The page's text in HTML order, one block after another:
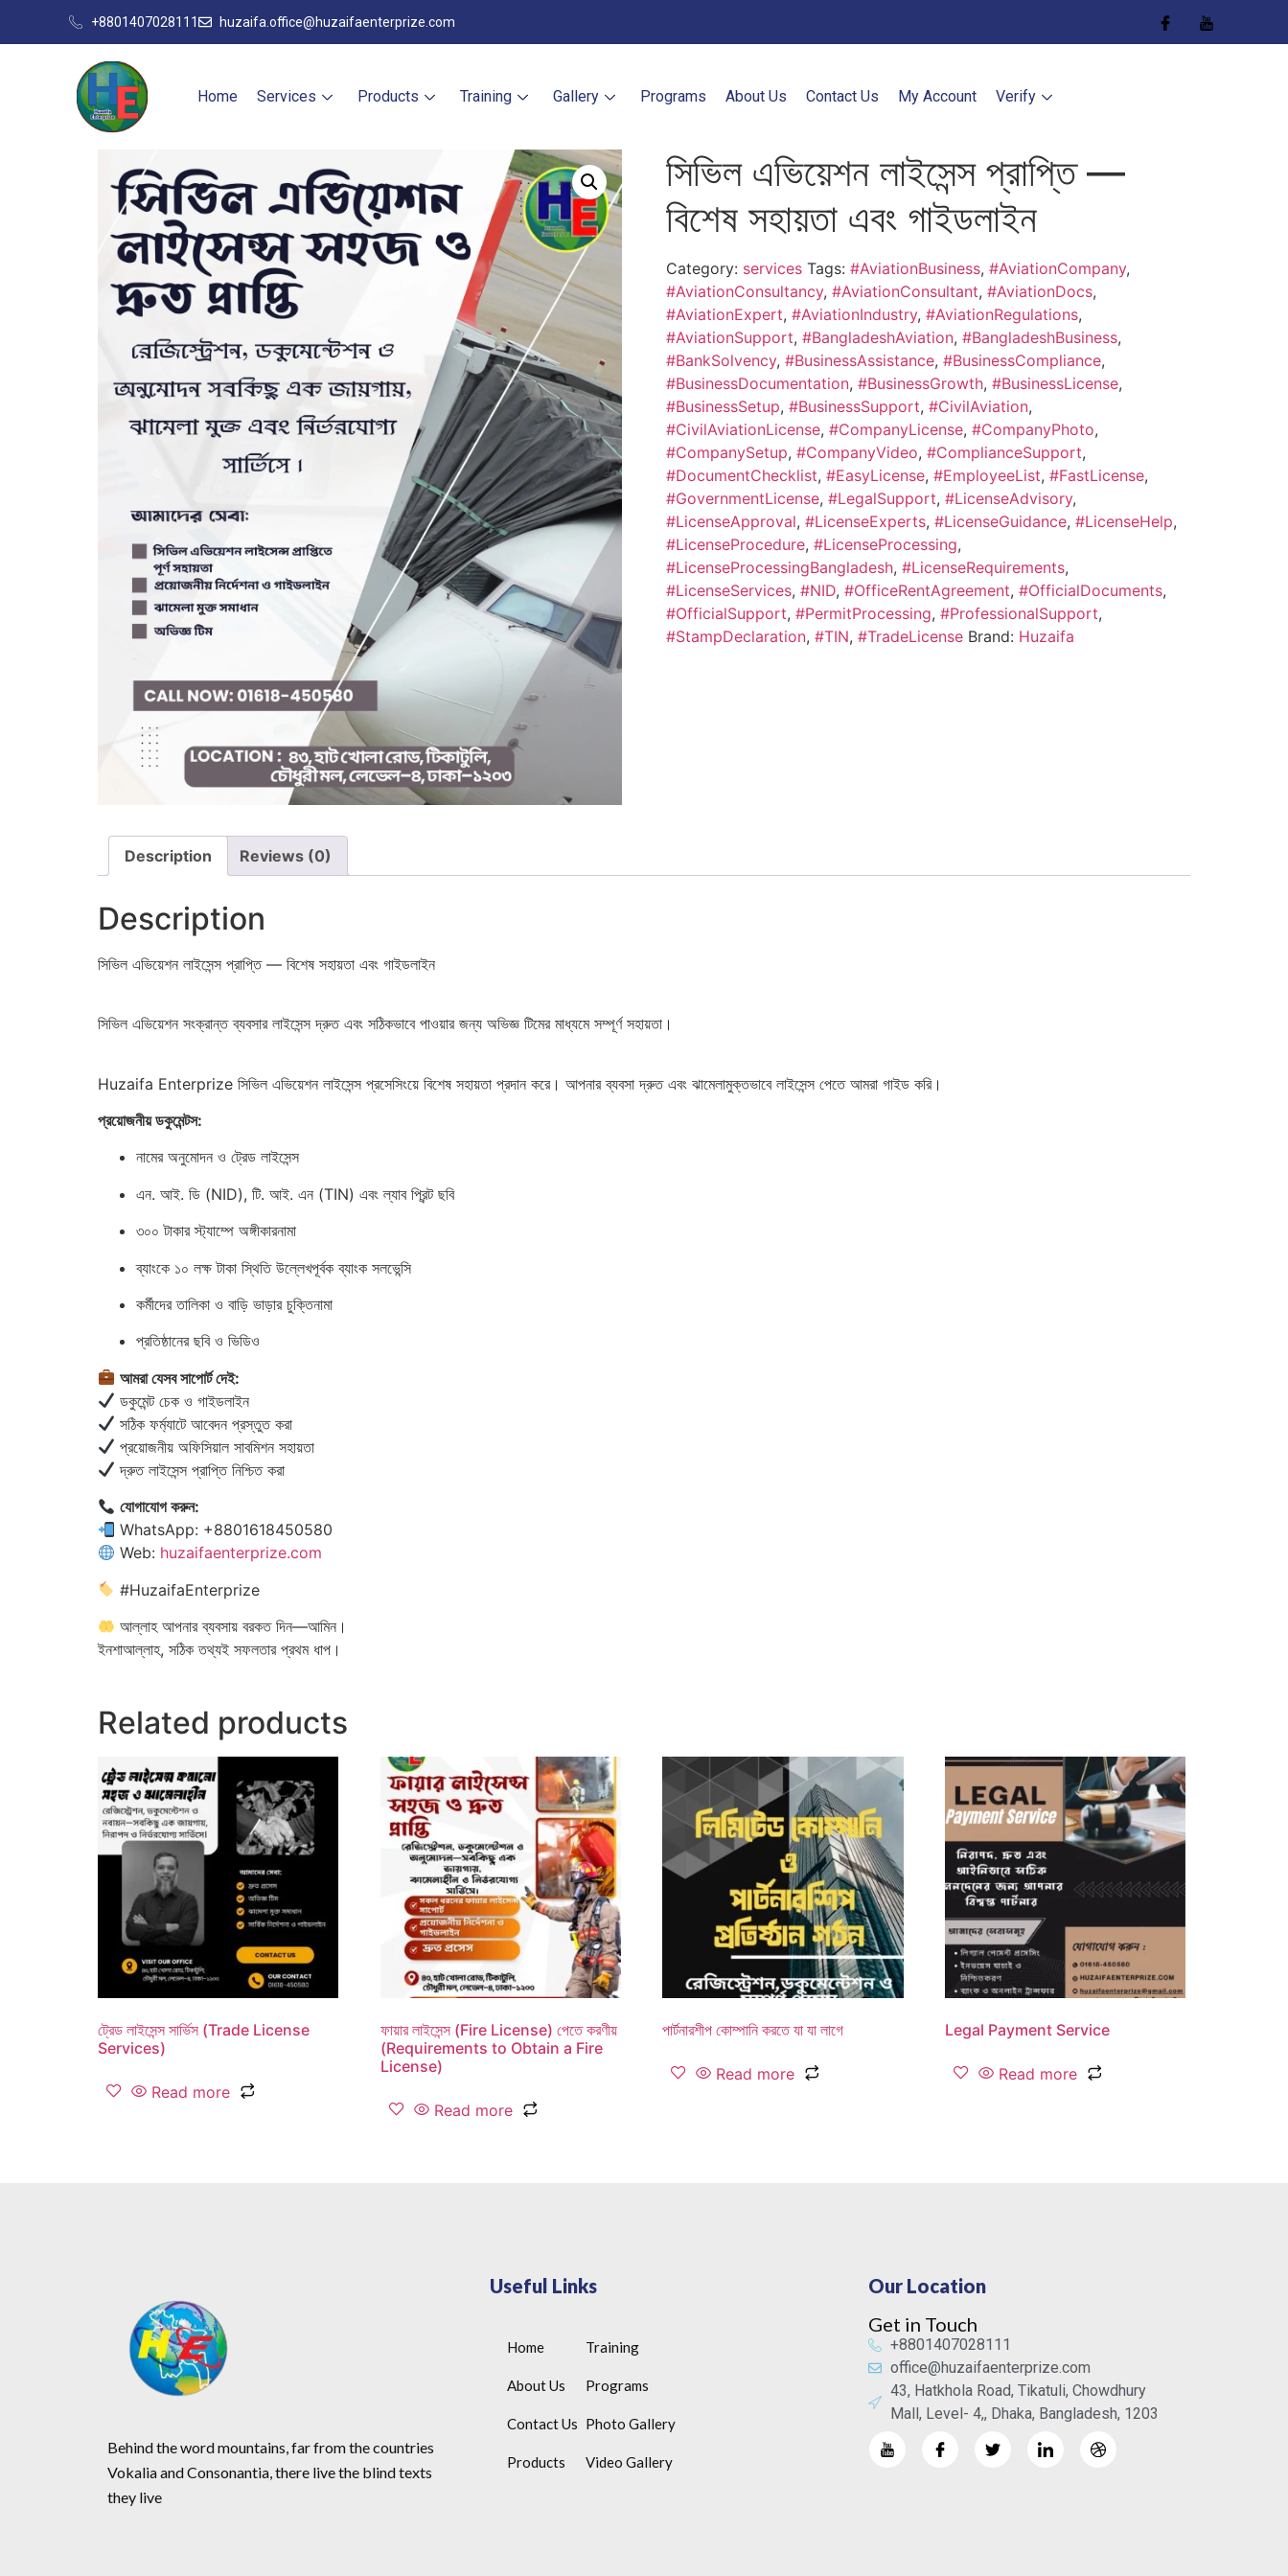
+8801407028111 huzaifa.office@huzaifaenterprize.com
Home Services Products Training Gallery Programs About Us Contact Us My Account Verify
সিভিল এভিয়েশন লাইসেন্স প্রাপ্তি —
বিশেষ সহায়তা এবং গাইডলাইন
Category: services Tags: #AviationBusiness, #AviationCompany,
#AviationConsultancy, #AviationConsultant, #AviationDocs,
#AviationExpert, #AviationIndustry, #AviationRegulations,
#AviationSupport, #BangladeshAviation, #BangladeshBusiness,
#BankSolvency, #BusinessAssistance, #BusinessCompliance,
#BusinessDocumentation, #BusinessGrowth, #BusinessLicense,
#BusinessSetup, #BusinessSupport, #CivilAviation,
#CivilAviationLicense, #CompanyLicense, #CompanyPhoto,
#CompanySetup, #CompanyVideo, #ComplianceSupport,
#DocumentChecklist, #EasyLicense, #EmployeeList, #FastLicense,
#GovernmentLicense, #LegalSupport, #LicenseAdvisory,
#LicenseApproval, #LicenseExperts, #LicenseGuidance, #LicenseHelp,
#LicenseProcedure, #LicenseProcessing,
#LicenseProcessingBangladesh, #LicenseRequirements,
#LicenseServices, #NID, #OfficeRentAgreement, #OfficialDocuments,
#OfficialSupport, #PermitProcessing, #ProfessionalSupport,
#StampDeclaration, #TIN, #TradeLicense Brand: Huzaifa
Description Reviews (0)
Description
সিভিল এভিয়েশন লাইসেন্স প্রাপ্তি — বিশেষ সহায়তা এবং গাইডলাইন
সিভিল এভিয়েশন সংক্রান্ত ব্যবসার লাইসেন্স দ্রুত এবং সঠিকভাবে পাওয়ার জন্য অভিজ্ঞ টিমের মাধ্যমে সম্পূর্ণ সহায়তা।
Huzaifa Enterprize সিভিল এভিয়েশন লাইসেন্স প্রসেসিংয়ে বিশেষ সহায়তা প্রদান করে। আপনার ব্যবসা দ্রুত এবং ঝামেলামুক্তভাবে লাইসেন্স পেতে আমরা গাইড করি।
প্রয়োজনীয় ডকুমেন্টস:
নামের অনুমোদন ও ট্রেড লাইসেন্স
এন. আই. ডি (NID), টি. আই. এন (TIN) এবং ল্যাব প্রিন্ট ছবি
৩০০ টাকার স্ট্যাম্পে অঙ্গীকারনামা
ব্যাংকে ১০ লক্ষ টাকা স্থিতি উল্লেখপূর্বক ব্যাংক সলভেন্সি
কর্মীদের তালিকা ও বাড়ি ভাড়ার চুক্তিনামা
প্রতিষ্ঠানের ছবি ও ভিডিও
আমরা যেসব সাপোর্ট দেই:
ডকুমেন্ট চেক ও গাইডলাইন
সঠিক ফর্ম্যাটে আবেদন প্রস্তুত করা
প্রয়োজনীয় অফিসিয়াল সাবমিশন সহায়তা
দ্রুত লাইসেন্স প্রাপ্তি নিশ্চিত করা
যোগাযোগ করুন:
WhatsApp: +8801618450580
Web: huzaifaenterprize.com
#HuzaifaEnterprize
আল্লাহ আপনার ব্যবসায় বরকত দিন—আমিন।
ইনশাআল্লাহ, সঠিক তথ্যই সফলতার প্রথম ধাপ।
Related products
ট্রেড লাইসেন্স সার্ভিস (Trade License
Services)
Read more
ফায়ার লাইসেন্স (Fire License) পেতে করণীয়
(Requirements to Obtain a Fire
License)
Read more
পার্টনারশীপ কোম্পানি করতে যা যা লাগে
Read more
Legal Payment Service
Read more
Behind the word mountains, far from the countries
Vokalia and Consonantia, there live the blind texts
they live
Useful Links
Home
About Us
Contact Us
Products
Training
Programs
Photo Gallery
Video Gallery
Our Location
Get in Touch
+8801407028111
office@huzaifaenterprize.com
43, Hatkhola Road, Tikatuli, Chowdhury
Mall, Level- 4,, Dhaka, Bangladesh, 1203